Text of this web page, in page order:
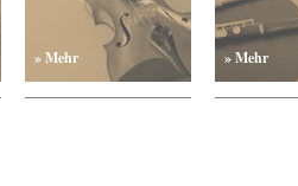
» Mehr » Mehr